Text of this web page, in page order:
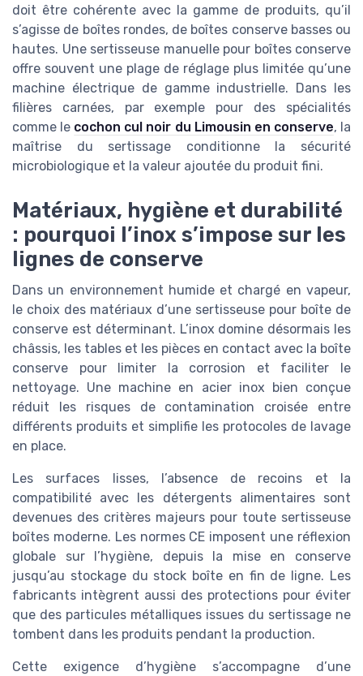
doit être cohérente avec la gamme de produits, qu’il
s’agisse de boîtes rondes, de boîtes conserve basses ou
hautes. Une sertisseuse manuelle pour boîtes conserve
offre souvent une plage de réglage plus limitée qu’une
machine électrique de gamme industrielle. Dans les
filières carnées, par exemple pour des spécialités
comme le cochon cul noir du Limousin en conserve, la
maîtrise du sertissage conditionne la sécurité
microbiologique et la valeur ajoutée du produit fini.
Matériaux, hygiène et durabilité
: pourquoi l’inox s’impose sur les
lignes de conserve
Dans un environnement humide et chargé en vapeur,
le choix des matériaux d’une sertisseuse pour boîte de
conserve est déterminant. L’inox domine désormais les
châssis, les tables et les pièces en contact avec la boîte
conserve pour limiter la corrosion et faciliter le
nettoyage. Une machine en acier inox bien conçue
réduit les risques de contamination croisée entre
différents produits et simplifie les protocoles de lavage
en place.
Les surfaces lisses, l’absence de recoins et la
compatibilité avec les détergents alimentaires sont
devenues des critères majeurs pour toute sertisseuse
boîtes moderne. Les normes CE imposent une réflexion
globale sur l’hygiène, depuis la mise en conserve
jusqu’au stockage du stock boîte en fin de ligne. Les
fabricants intègrent aussi des protections pour éviter
que des particules métalliques issues du sertissage ne
tombent dans les produits pendant la production.
Cette exigence d’hygiène s’accompagne d’une